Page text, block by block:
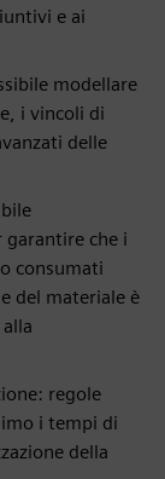
e ai
modellare
i vincoli di
delle
garantire che i
consumati
del materiale è
regole
i tempi di
della